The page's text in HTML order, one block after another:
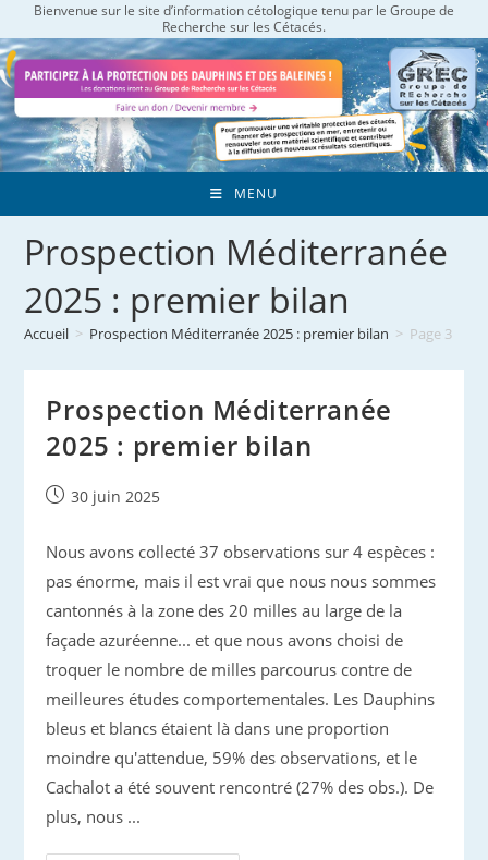
to
content
Bienvenue sur le site d’information cétologique tenu par le Groupe de
Recherche sur les Cétacés.
MENU
Prospection Méditerranée
2025 : premier bilan
Accueil > Prospection Méditerranée 2025 : premier bilan > Page 3
Prospection Méditerranée
2025 : premier bilan
Publication
30 juin 2025
Nous avons collecté 37 observations sur 4 espèces :
pas énorme, mais il est vrai que nous nous sommes
cantonnés à la zone des 20 milles au large de la
façade azuréenne... et que nous avons choisi de
troquer le nombre de milles parcourus contre de
meilleures études comportementales. Les Dauphins
bleus et blancs étaient là dans une proportion
moindre qu'attendue, 59% des observations, et le
Cachalot a été souvent rencontré (27% des obs.). De
plus, nous ...